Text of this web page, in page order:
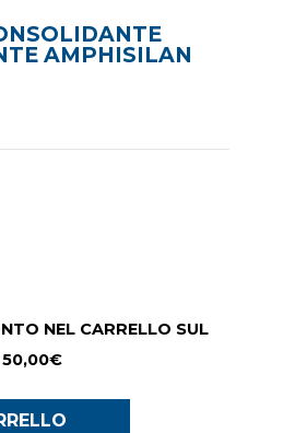
AMPHISILAN
NEL CARRELLO SUL
50,00€